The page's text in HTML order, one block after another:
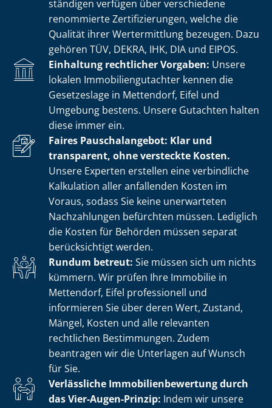
stän­di­gen verfügen über verschiedene
renommierte Zer­ti­fi­zie­run­gen, welche die
Qualität ihrer Wertermittlung bezeugen. Dazu
gehören TÜV, DEKRA, IHK, DIA und EIPOS.
Einhaltung rechtlicher Vorgaben: Unsere
lokalen Im­mo­bi­li­en­gut­ach­ter kennen die
Gesetzeslage in Mettendorf, Eifel und
Umgebung bestens. Unsere Gutachten halten
diese immer ein.
Faires Pauschalangebot: Klar und
transparent, ohne versteckte Kosten.
Unsere Experten erstellen eine verbindliche
Kalkulation aller anfallenden Kosten im
Voraus, sodass Sie keine unerwarteten
Nachzahlungen befürchten müssen. Lediglich
die Kosten für Behörden müssen separat
berücksichtigt werden.
Rundum betreut: Sie müssen sich um nichts
kümmern. Wir prüfen Ihre Immobilie in
Mettendorf, Eifel professionell und
informieren Sie über deren Wert, Zustand,
Mängel, Kosten und alle relevanten
rechtlichen Bestimmungen. Zudem
beantragen wir die Unterlagen auf Wunsch
für Sie.
Verlässliche Im­mo­bi­li­en­be­wer­tung durch
das Vier-Augen-Prinzip: Indem wir unsere